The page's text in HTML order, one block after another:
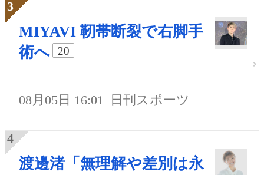
MIYAVI 靭帯断裂で右脚手
術へ
20
08月05日 16:01 日刊スポーツ
渡邊渚「無理解や差別は永